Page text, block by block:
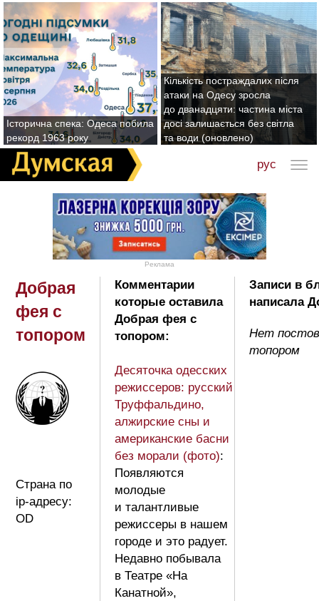
Історична спека: Одеса побила
рекорд 1963 року
Кількість постраждалих після
атаки на Одесу зросла
до дванадцяти: частина міста
досі залишається без світла
та води (оновлено)
рус
Реклама
Добрая
фея с
топором
Страна по
ip-адресу:
OD
Комментарии
которые оставила
Добрая фея с
топором:
Десяточка одесских
режиссеров: русский
Труффальдино,
алжирские сны и
американские басни
без морали (фото):
Появляются
молодые
и талантливые
режиссеры в нашем
городе и это радует.
Недавно побывала
в Театре «На
Канатной»,
Записи в
написала
Нет
топором